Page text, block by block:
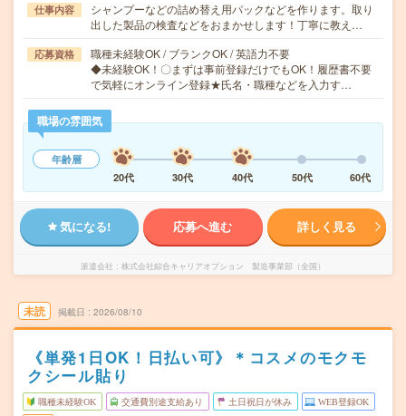
仕事内容
シャンプーなどの詰め替え用パックなどを作ります。取り
出した製品の検査などをおまかせします！丁寧に教え…
応募資格
職種未経験OK / ブランクOK / 英語力不要
◆未経験OK！〇まずは事前登録だけでもOK！履歴書不要
で気軽にオンライン登録★氏名・職種などを入力す…
職場の雰囲気
年齢層
20代
30代 40代 50代 60代
気になる! 応募へ進む 詳しく見る
派遣会社 株式会社綜合キャリアオプション 製造事業部（全国）
未読 掲載日 2026/08/10
《単発1日OK！日払い可》＊コスメのモクモ
クシール貼り
職種未経験OK 交通費別途支給あり 土日祝日が休み WEB登録OK